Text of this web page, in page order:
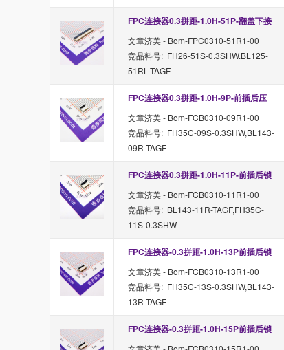
FPC连接器0.3拼距-1.0H-51P-翻盖下接
文章济美 - Bom-FPC0310-51R1-00
竞品料号: FH26-51S-0.3SHW.BL125-
51RL-TAGF
FPC连接器0.3拼距-1.0H-9P-前插后压
文章济美 - Bom-FCB0310-09R1-00
竞品料号: FH35C-09S-0.3SHW,BL143-
09R-TAGF
FPC连接器0.3拼距-1.0H-11P-前插后锁
文章济美 - Bom-FCB0310-11R1-00
竞品料号: BL143-11R-TAGF,FH35C-
11S-0.3SHW
FPC连接器-0.3拼距-1.0H-13P前插后锁
文章济美 - Bom-FCB0310-13R1-00
竞品料号: FH35C-13S-0.3SHW,BL143-
13R-TAGF
FPC连接器-0.3拼距-1.0H-15P前插后锁